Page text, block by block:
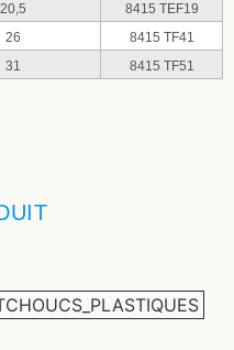
20,5
8415 TEF19
26
8415 TF41
31 8415 TF51